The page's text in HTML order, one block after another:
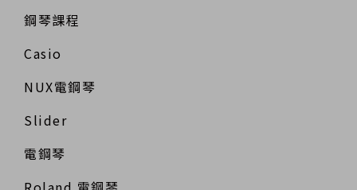
鋼琴課程
Casio
NUX電鋼琴
Slider
電鋼琴